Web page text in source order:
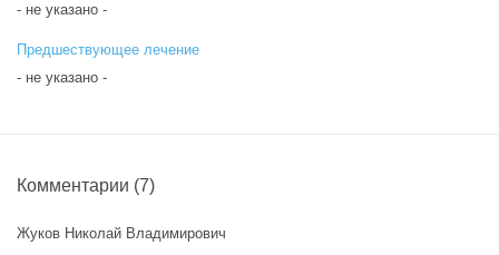
- не указано -
Предшествующее лечение
- не указано -
Комментарии (7)
Жуков Николай Владимирович